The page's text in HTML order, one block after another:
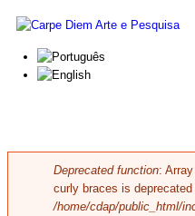
Skip to main content
Carpe
Diem
Arte e
Error message
Deprecated function:
curly braces is deprecated
/home/cdap/public_html/